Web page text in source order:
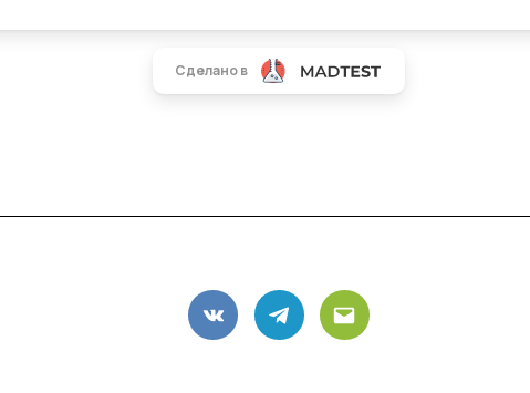
VK Telegram
Email